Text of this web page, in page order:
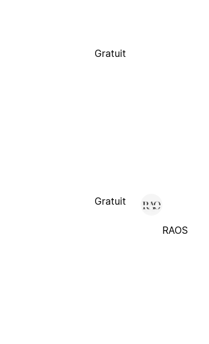
Gratuit
Gratuit
RAOS